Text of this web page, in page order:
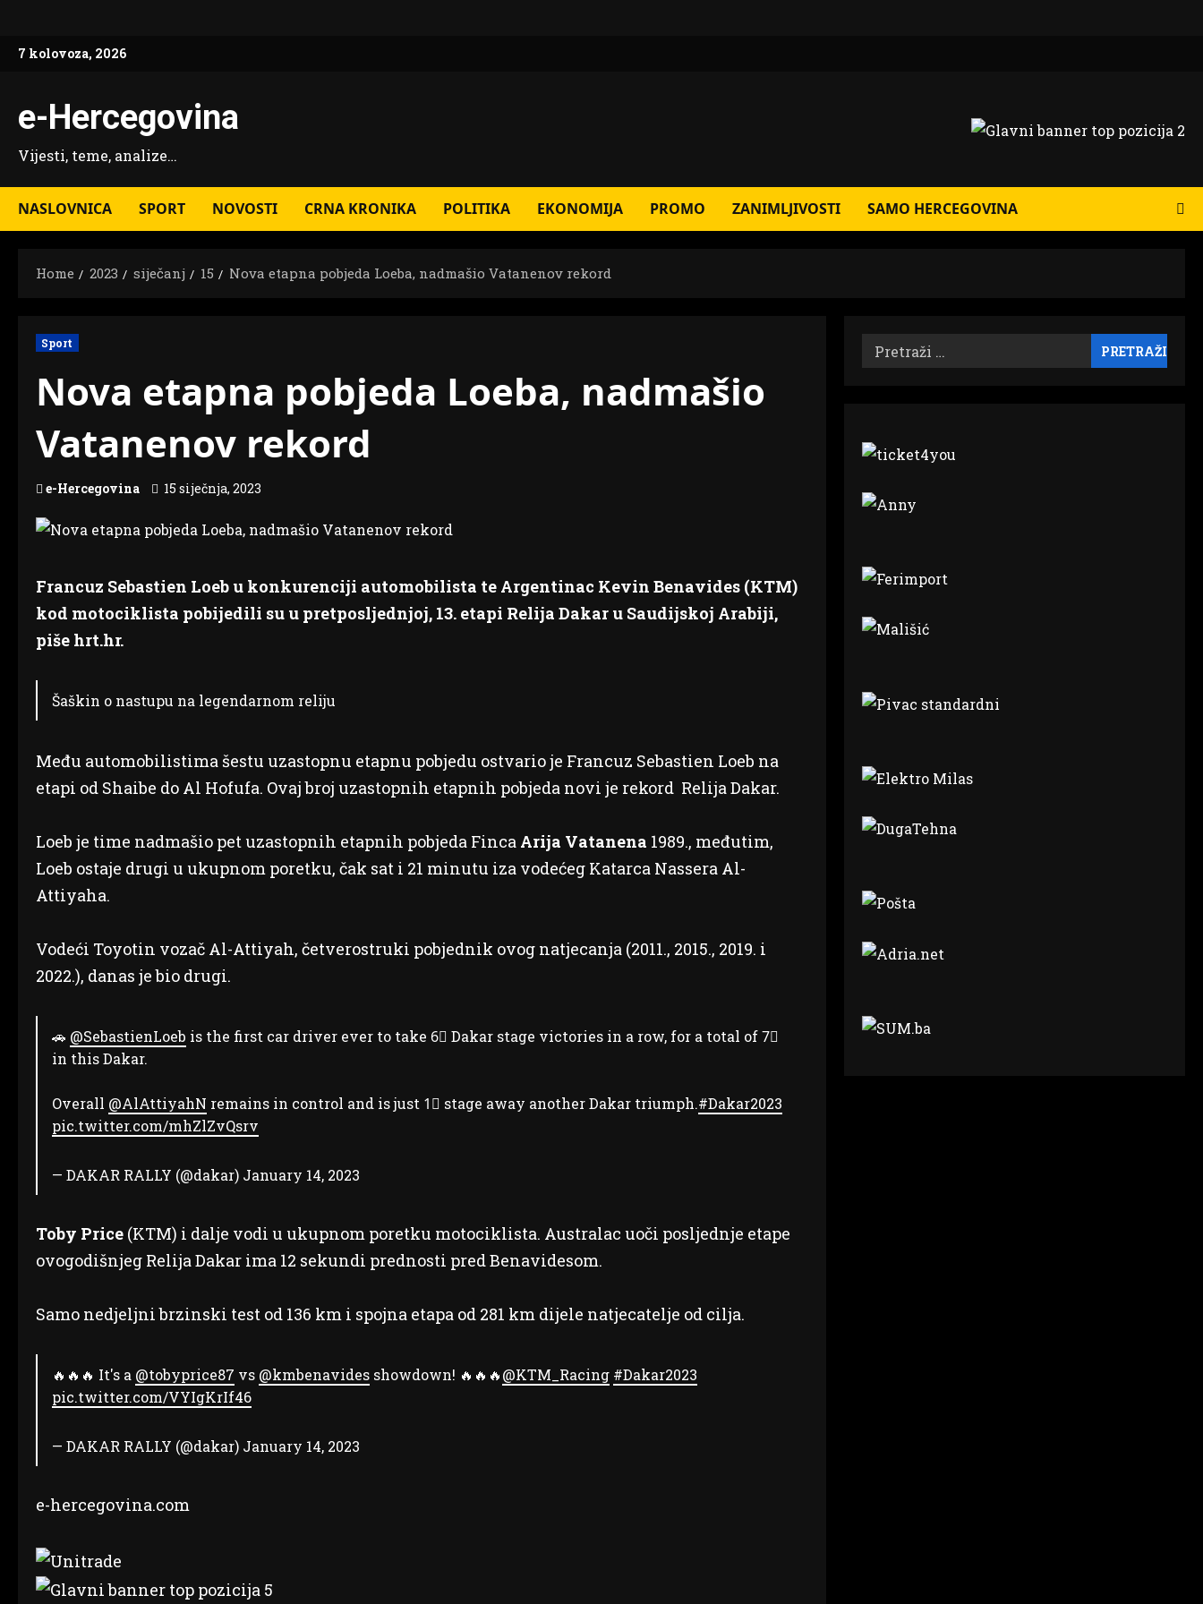
content
7 kolovoza, 2026
e-Hercegovina
Vijesti, teme, analize…
NASLOVNICA SPORT NOVOSTI CRNA KRONIKA POLITIKA EKONOMIJA PROMO ZANIMLJIVOSTI SAMO HERCEGOVINA
Home 2023 siječanj 15 Nova etapna pobjeda Loeba, nadmašio Vatanenov rekord
Sport
Nova etapna pobjeda Loeba, nadmašio
Vatanenov rekord
e-Hercegovina 15 siječnja, 2023
Francuz Sebastien Loeb u konkurenciji automobilista te Argentinac Kevin Benavides (KTM)
kod motociklista pobijedili su u pretposljednjoj, 13. etapi Relija Dakar u Saudijskoj Arabiji,
piše hrt.hr.
Šaškin o nastupu na legendarnom reliju
Među automobilistima šestu uzastopnu etapnu pobjedu ostvario je Francuz Sebastien Loeb na
etapi od Shaibe do Al Hofufa. Ovaj broj uzastopnih etapnih pobjeda novi je rekord Relija Dakar.
Loeb je time nadmašio pet uzastopnih etapnih pobjeda Finca Arija Vatanena 1989., međutim,
Loeb ostaje drugi u ukupnom poretku, čak sat i 21 minutu iza vodećeg Katarca Nassera Al-
Attiyaha.
Vodeći Toyotin vozač Al-Attiyah, četverostruki pobjednik ovog natjecanja (2011., 2015., 2019. i
2022.), danas je bio drugi.
🚗 @SebastienLoeb is the first car driver ever to take 6⃣ Dakar stage victories in a row, for a total of 7⃣
in this Dakar.
Overall @AlAttiyahN remains in control and is just 1⃣ stage away another Dakar triumph.#Dakar2023
pic.twitter.com/mhZlZvQsrv
— DAKAR RALLY (@dakar) January 14, 2023
Toby Price (KTM) i dalje vodi u ukupnom poretku motociklista. Australac uoči posljednje etape
ovogodišnjeg Relija Dakar ima 12 sekundi prednosti pred Benavidesom.
Samo nedjeljni brzinski test od 136 km i spojna etapa od 281 km dijele natjecatelje od cilja.
🔥🔥🔥 It's a @tobyprice87 vs @kmbenavides showdown! 🔥🔥🔥@KTM_Racing #Dakar2023
pic.twitter.com/VYIgKrIf46
— DAKAR RALLY (@dakar) January 14, 2023
e-hercegovina.com
Pretraži: